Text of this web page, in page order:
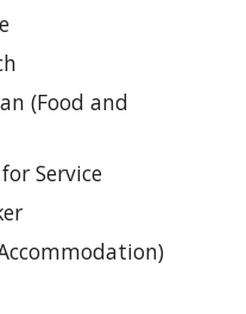
(Food and
Service